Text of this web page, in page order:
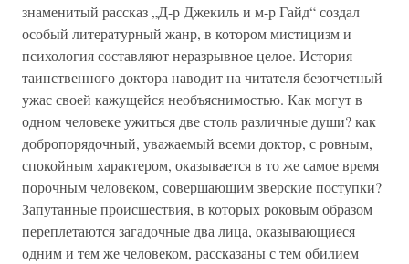
знаменитый рассказ „Д-р Джекиль и м-р Гайд“ создал
особый литературный жанр, в котором мистицизм и
психология составляют неразрывное целое. История
таинственного доктора наводит на читателя безотчетный
ужас своей кажущейся необъяснимостью. Как могут в
одном человеке ужиться две столь различные души? как
добропорядочный, уважаемый всеми доктор, с ровным,
спокойным характером, оказывается в то же самое время
порочным человеком, совершающим зверские поступки?
Запутанные происшествия, в которых роковым образом
переплетаются загадочные два лица, оказывающиеся
одним и тем же человеком, рассказаны с тем обилием